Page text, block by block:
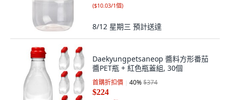
($10.03/1個)
8/12 星期三 預計送達
Daekyungpetsaneop 醬料方形番茄
醬PET瓶 + 紅色瓶蓋組, 30個
首購折扣價 40%$374
$224